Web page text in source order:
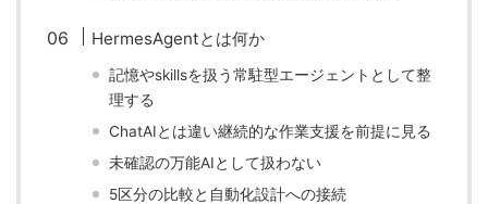
HermesAgentとは何か
記憶やskillsを扱う常駐型エージェントとして整
理する
ChatAIとは違い継続的な作業支援を前提に見る
未確認の万能AIとして扱わない
5区分の比較と自動化設計への接続